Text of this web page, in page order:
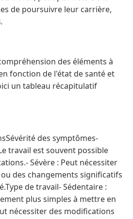
de poursuivre leur carrière,
des éléments à
fonction de l'état de santé et
un tableau récapitulatif
des symptômes-
travail est souvent possible
Sévère : Peut nécessiter
des changements significatifs
de travail- Sédentaire :
plus simples à mettre en
nécessiter des modifications